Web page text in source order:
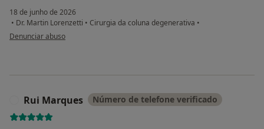
18 de junho de 2026
• Dr. Martin Lorenzetti • Cirurgia da coluna degenerativa •
na opinião do utilizador Sheylla Bhanji
Denunciar abuso
Rui Marques Número de telefone verificado